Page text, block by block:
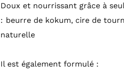
Doux et nourrissant grâce à
: beurre de kokum, cire de
naturelle
Il est également formulé :